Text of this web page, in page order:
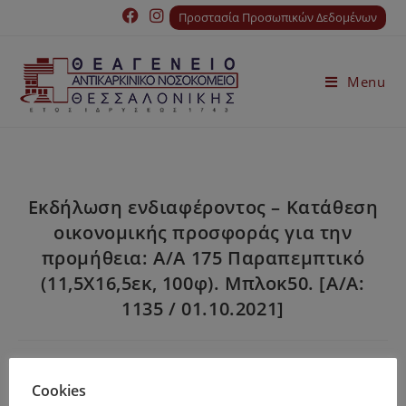
Προστασία Προσωπικών Δεδομένων
Menu
Εκδήλωση ενδιαφέροντος – Κατάθεση
οικονομικής προσφοράς για την
προμήθεια: Α/Α 175 Παραπεμπτικό
(11,5Χ16,5εκ, 100φ). Μπλοκ50. [Α/Α:
1135 / 01.10.2021]
Αναλυτικές πληροφορίες θα βρείτε στο
Cookies